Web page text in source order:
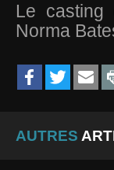
Le casting
Norma
AUTRES